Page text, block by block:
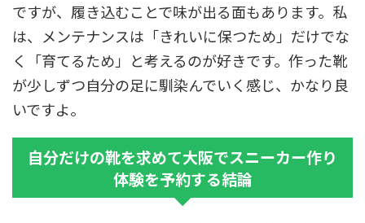
ですが、履き込むことで味が出る面もあります。私
は、メンテナンスは「きれいに保つため」だけでな
く「育てるため」と考えるのが好きです。作った靴
が少しずつ自分の足に馴染んでいく感じ、かなり良
いですよ。
自分だけの靴を求めて大阪でスニーカー作り
体験を予約する結論